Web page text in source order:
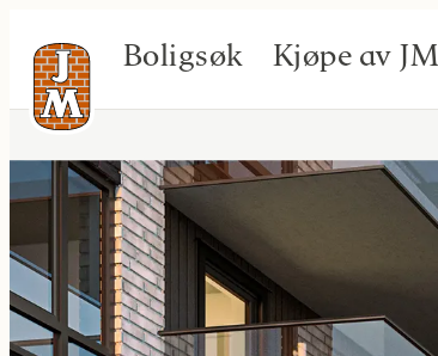
Boligsøk Kjøpe av JM